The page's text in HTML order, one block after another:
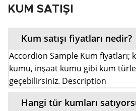
KUM SATIŞI
Kum satışı fiyatları nedir?
Accordion Sample Kum fiyatları;
kumu, inşaat kumu gibi kum
geçebilirsiniz. Description
Hangi tür kumları